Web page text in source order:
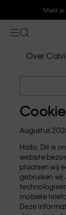
Meld je
Over
Augustus
Hallo, Dit is
website
plaatsen wij
gebruiken wij
mobiele
Deze